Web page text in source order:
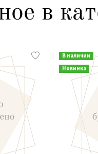
в
В наличии
Новинка